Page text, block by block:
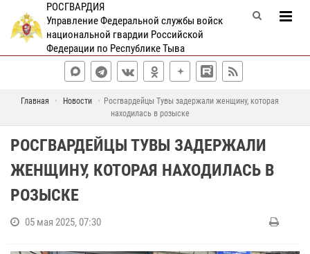
РОСГВАРДИЯ
Управление Федеральной службы войск
национальной гвардии Российской
Федерации по Республике Тыва
Главная Новости
Росгвардейцы Тувы задержали женщину, которая
находилась в розыске
РОСГВАРДЕЙЦЫ ТУВЫ ЗАДЕРЖАЛИ
ЖЕНЩИНУ, КОТОРАЯ НАХОДИЛАСЬ В
РОЗЫСКЕ
05 мая 2025, 07:30